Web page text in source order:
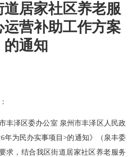
道居家社区养老服
营补助工作方案
的通知
：
丰泽区委办公室 泉州市丰泽区人民政
6年为民办实事项目>的通知》（泉丰委
求 ，结合我区街道居家社区养老服务